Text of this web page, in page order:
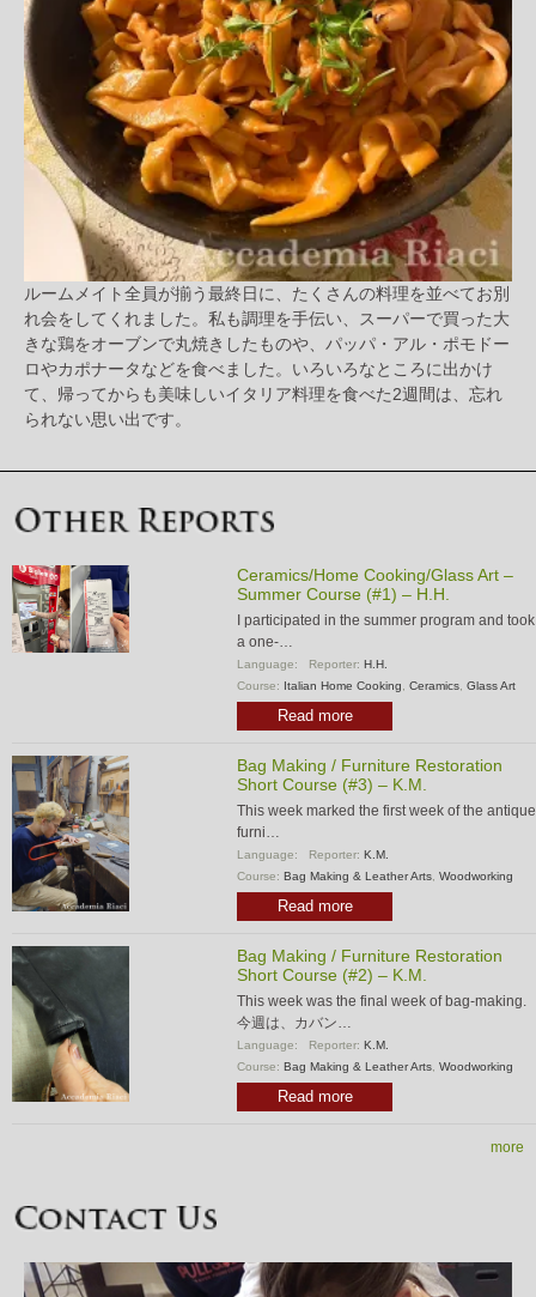
ルームメイト全員が揃う最終日に、たくさんの料理を並べてお別
れ会をしてくれました。私も調理を手伝い、スーパーで買った大
きな鶏をオーブンで丸焼きしたものや、パッパ・アル・ポモドー
ロやカポナータなどを食べました。いろいろなところに出かけ
て、帰ってからも美味しいイタリア料理を食べた2週間は、忘れ
られない思い出です。
Ceramics/Home Cooking/Glass Art –
Summer Course (#1) – H.H.
I participated in the summer program and took
a one-…
Language: Reporter: H.H.
Course: Italian Home Cooking Ceramics Glass Art
Read more
Bag Making / Furniture Restoration
Short Course (#3) – K.M.
This week marked the first week of the antique
furni…
Language: Reporter: K.M.
Course: Bag Making & Leather Arts Woodworking
Read more
Bag Making / Furniture Restoration
Short Course (#2) – K.M.
This week was the final week of bag-making.
今週は、カバン…
Language: Reporter: K.M.
Course: Bag Making & Leather Arts Woodworking
Read more
more